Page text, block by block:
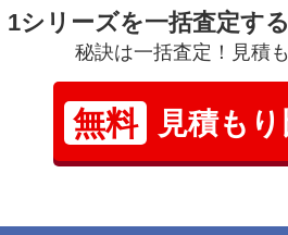
1シリーズを一括査定す
秘訣は一括査定！見積
無料 見積も